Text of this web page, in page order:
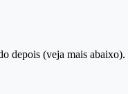
depois (veja mais abaixo).